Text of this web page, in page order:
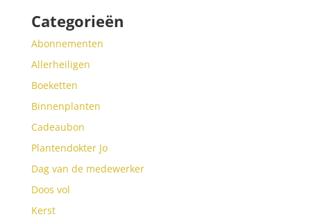
Categorieën
Abonnementen
Allerheiligen
Boeketten
Binnenplanten
Cadeaubon
Plantendokter Jo
Dag van de medewerker
Doos vol
Kerst